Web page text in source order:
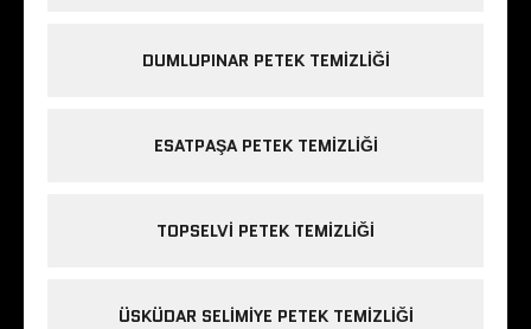
DUMLUPINAR PETEK TEMIZLIĞI
ESATPAŞA PETEK TEMIZLIĞI
TOPSELVI PETEK TEMIZLIĞI
ÜSKÜDAR SELIMIYE PETEK TEMIZLIĞI